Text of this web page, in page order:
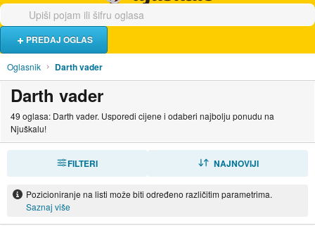
PREDAJ OGLAS
Oglasnik Darth vader
Darth vader
49 oglasa: Darth vader. Usporedi cijene i odaberi najbolju ponudu na
Njuškalu!
FILTERI NAJNOVIJI
Pozicioniranje na listi može biti određeno različitim parametrima.
Saznaj više